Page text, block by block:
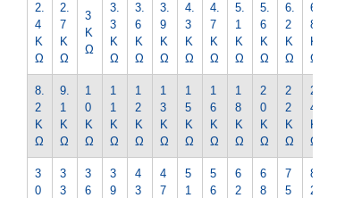
2.
4
K
Ω
2.
7
K
Ω
3
K
Ω
3.
3
K
Ω
3.
6
K
Ω
3.
9
K
Ω
4.
3
K
Ω
4.
7
K
Ω
5.
1
K
Ω
5.
6
K
Ω
6.
2
K
Ω
6.
8
K
Ω
8.
2
K
Ω
9.
1
K
Ω
1
0
K
Ω
1
1
K
Ω
1
2
K
Ω
1
3
K
Ω
1
5
K
Ω
1
6
K
Ω
1
8
K
Ω
2
0
K
Ω
2
2
K
Ω
2
4
K
Ω
3
0
3
3
3
6
3
9
4
3
4
7
5
1
5
6
6
2
6
8
7
5
8
2